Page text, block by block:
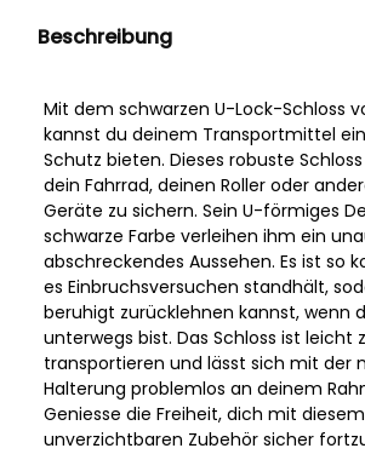
Beschreibung
Mit dem schwarzen U-Lock-Schloss
kannst du deinem Transportmittel
Schutz bieten. Dieses robuste
dein Fahrrad, deinen Roller oder
Geräte zu sichern. Sein U-förmiges
schwarze Farbe verleihen ihm ein
abschreckendes Aussehen. Es ist so
es Einbruchsversuchen standhält,
beruhigt zurücklehnen kannst, wenn
unterwegs bist. Das Schloss ist leicht
transportieren und lässt sich mit der
Halterung problemlos an deinem
Geniesse die Freiheit, dich mit diesem
unverzichtbaren Zubehör sicher